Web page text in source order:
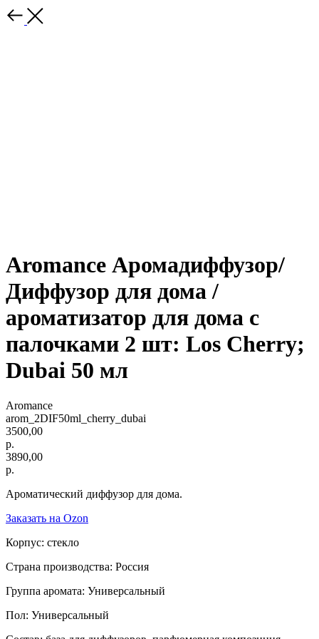
Aromance Аромадиффузор/
Диффузор для дома /
ароматизатор для дома с
палочками 2 шт: Los Cherry;
Dubai 50 мл
Aromance
arom_2DIF50ml_cherry_dubai
3500,00
р.
3890,00
р.
Ароматический диффузор для дома.
Заказать на Ozon
Корпус: стекло
Страна производства: Россия
Группа аромата: Универсальный
Пол: Универсальный